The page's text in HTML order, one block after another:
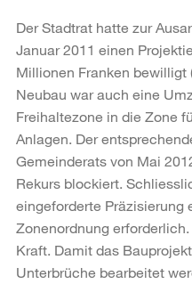
Der Stadtrat hatte zur
Januar 2011 einen
Millionen Franken bewilligt
Neubau war auch eine
Freihaltezone in die Zone
Anlagen. Der
Gemeinderats von Mai
Rekurs blockiert.
eingeforderte Präzisierung
Zonenordnung
Kraft. Damit das
Unterbrüche bearbeitet